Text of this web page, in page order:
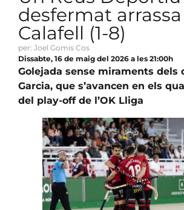
desfermat
Calafell (1-8)
per: Joel Gomis Cos
Dissabte, 16 de maig del 2026 a les 21:00h
Golejada sense miraments dels
Garcia, que s’avancen en els
del play-off de l’OK Lliga